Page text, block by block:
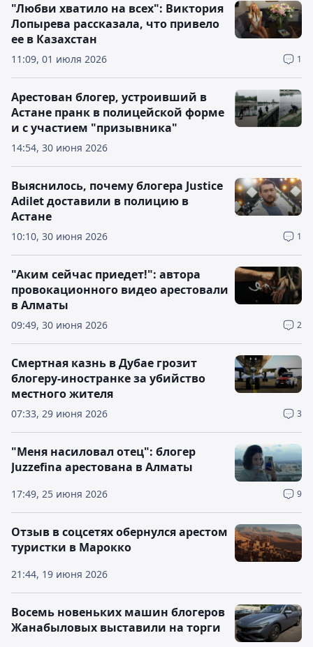
11:09, 01 июля 2026 1
"Любви хватило на всех": Виктория
Лопырева рассказала, что привело
ее в Казахстан
14:54, 30 июня 2026
Арестован блогер, устроивший в
Астане пранк в полицейской форме
и с участием "призывника"
10:10, 30 июня 2026 1
Выяснилось, почему блогера Justice
Adilet доставили в полицию в
Астане
09:49, 30 июня 2026 2
"Аким сейчас приедет!": автора
провокационного видео арестовали
в Алматы
07:33, 29 июня 2026 3
Смертная казнь в Дубае грозит
блогеру-иностранке за убийство
местного жителя
17:49, 25 июня 2026 9
"Меня насиловал отец": блогер
Juzzefina арестована в Алматы
21:44, 19 июня 2026
Отзыв в соцсетях обернулся арестом
туристки в Марокко
Восемь новеньких машин блогеров
Жанабыловых выставили на торги